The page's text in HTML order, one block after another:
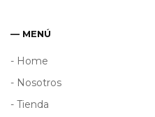
— MENÚ
- Home
- Nosotros
- Tienda